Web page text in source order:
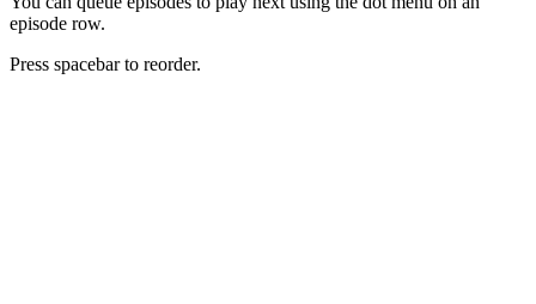
episode row.
Press spacebar to reorder.